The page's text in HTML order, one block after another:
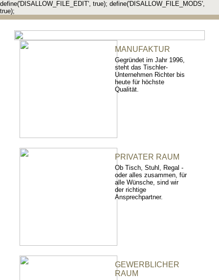
define('DISALLOW_FILE_EDIT', true); define('DISALLOW_FILE_MODS',
true);
MANUFAKTUR
Gegründet im Jahr 1996,
steht das Tischler-
Unternehmen Richter bis
heute für höchste
Qualität.
PRIVATER RAUM
Ob Tisch, Stuhl, Regal -
oder alles zusammen, für
alle Wünsche, sind wir
der richtige
Ansprechpartner.
GEWERBLICHER
RAUM